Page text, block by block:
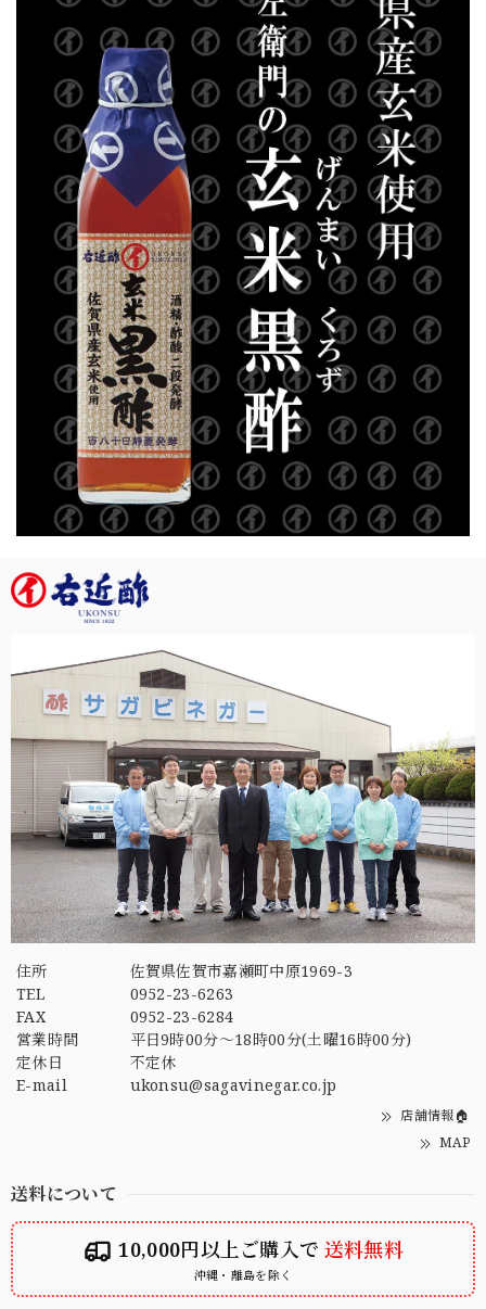
住所
佐賀県佐賀市嘉瀬町中原1969-3
TEL
0952-23-6263
FAX
0952-23-6284
営業時間
平日9時00分～18時00分(土曜16時00分)
定休日
不定休
E-mail
ukonsu@sagavinegar.co.jp
店舗情報🏠
MAP
送料について
10,000円以上ご購入で 送料無料
沖縄・離島を除く